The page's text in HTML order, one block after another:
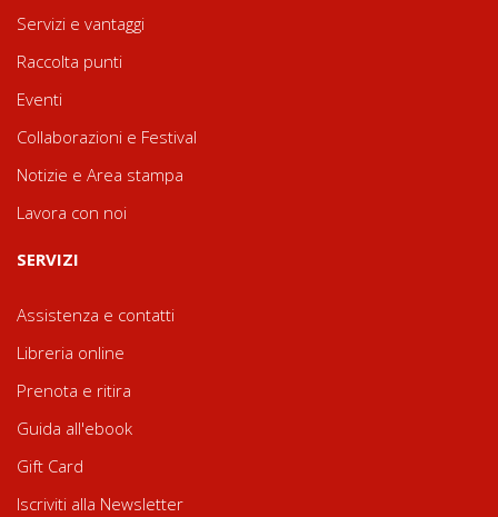
Servizi e vantaggi
Raccolta punti
Eventi
Collaborazioni e Festival
Notizie e Area stampa
Lavora con noi
SERVIZI
Assistenza e contatti
Libreria online
Prenota e ritira
Guida all'ebook
Gift Card
Iscriviti alla Newsletter